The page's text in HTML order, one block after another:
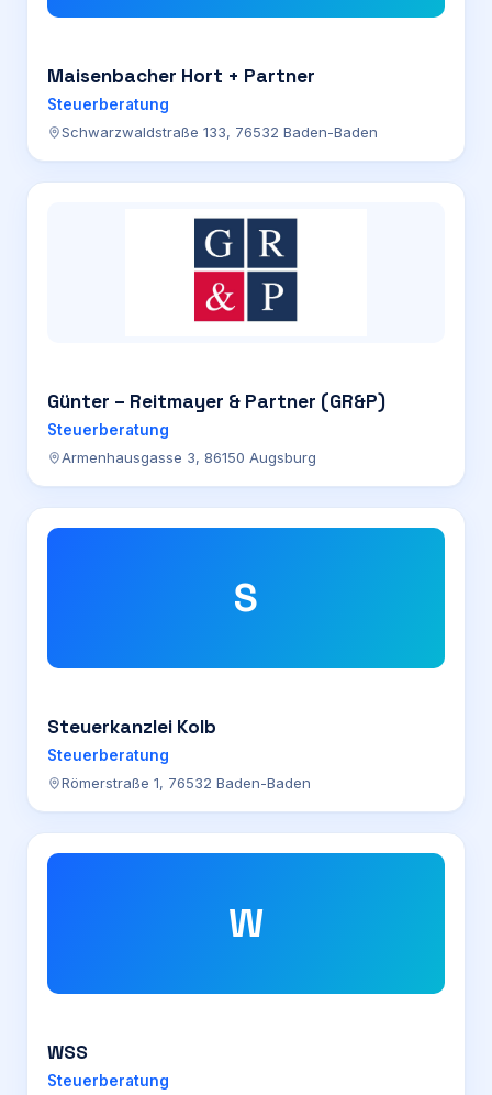
Maisenbacher Hort + Partner
Steuerberatung
Schwarzwaldstraße 133, 76532 Baden-Baden
Günter – Reitmayer & Partner (GR&P)
Steuerberatung
Armenhausgasse 3, 86150 Augsburg
S
Steuerkanzlei Kolb
Steuerberatung
Römerstraße 1, 76532 Baden-Baden
W
WSS
Steuerberatung